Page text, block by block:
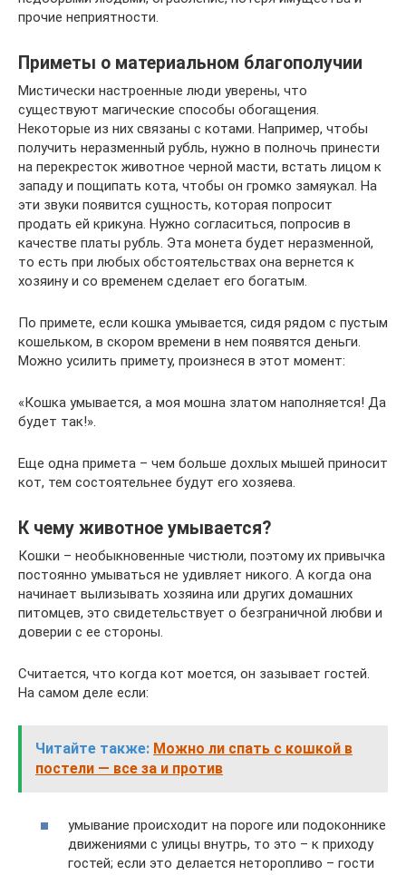
прочие неприятности.
Приметы о материальном благополучии
Мистически настроенные люди уверены, что
существуют магические способы обогащения.
Некоторые из них связаны с котами. Например, чтобы
получить неразменный рубль, нужно в полночь принести
на перекресток животное черной масти, встать лицом к
западу и пощипать кота, чтобы он громко замяукал. На
эти звуки появится сущность, которая попросит
продать ей крикуна. Нужно согласиться, попросив в
качестве платы рубль. Эта монета будет неразменной,
то есть при любых обстоятельствах она вернется к
хозяину и со временем сделает его богатым.
По примете, если кошка умывается, сидя рядом с пустым
кошельком, в скором времени в нем появятся деньги.
Можно усилить примету, произнеся в этот момент:
«Кошка умывается, а моя мошна златом наполняется! Да
будет так!».
Еще одна примета – чем больше дохлых мышей приносит
кот, тем состоятельнее будут его хозяева.
К чему животное умывается?
Кошки – необыкновенные чистюли, поэтому их привычка
постоянно умываться не удивляет никого. А когда она
начинает вылизывать хозяина или других домашних
питомцев, это свидетельствует о безграничной любви и
доверии с ее стороны.
Считается, что когда кот моется, он зазывает гостей.
На самом деле если:
Читайте также: Можно ли спать с кошкой в
постели — все за и против
умывание происходит на пороге или подоконнике
движениями с улицы внутрь, то это – к приходу
гостей; если это делается неторопливо – гости